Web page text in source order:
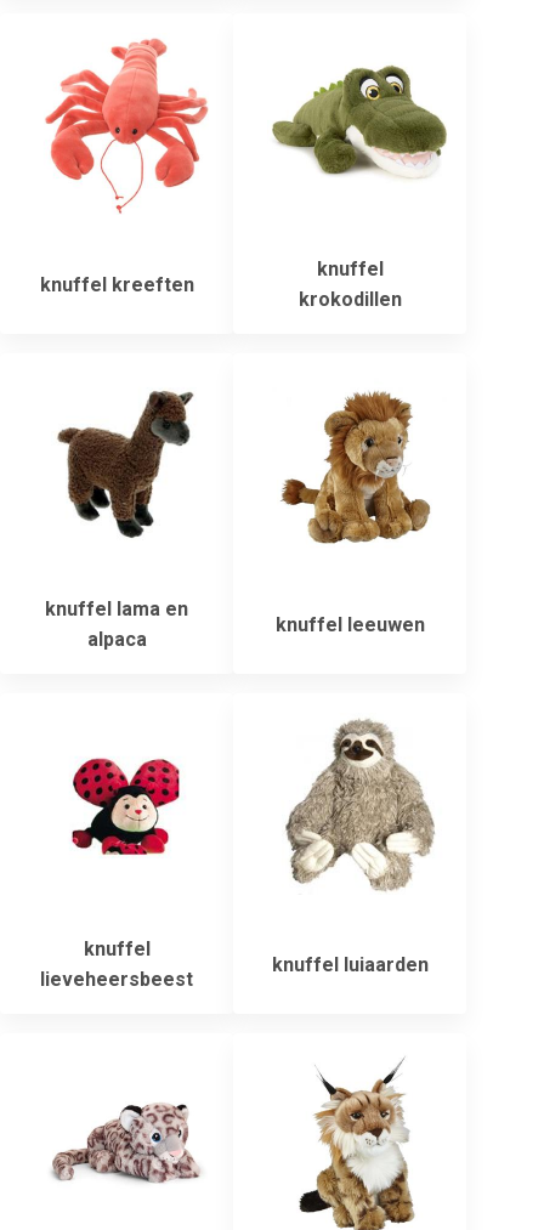
knuffel kreeften
knuffel
krokodillen
knuffel lama en
alpaca
knuffel leeuwen
knuffel
lieveheersbeest
knuffel luiaarden